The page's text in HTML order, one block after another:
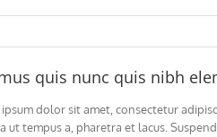
quis nunc quis nibh
ipsum dolor sit amet, consectetur
ut tempus a, pharetra et lacus.